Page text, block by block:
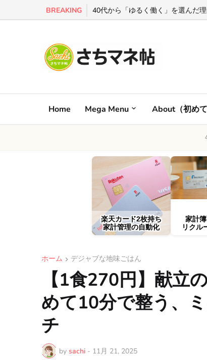
BREAKING 40代から「ゆるく働く」を選んだ
Home Mega Menu About（初めて
楽天カード2枚持ち
家計管理の自動化
家計
リクル
ホーム デジャブな地味ごはん
【1食270円】献立
めて10分で整う、
チ
by sachi - 11月 21, 2025